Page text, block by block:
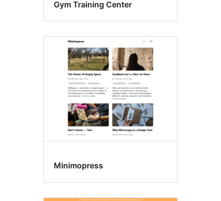
Gym Training Center
Minimopress